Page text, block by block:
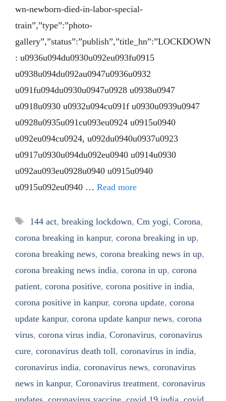
wn-newborn-died-in-labor-special-
train”,”type”:”photo-
gallery”,”status”:”publish”,”title_hn”:”LOCKDOWN
: u0936u094du0930u092eu093fu0915
u0938u094du092au0947u0936u0932
u091fu094du0930u0947u0928 u0938u0947
u0918u0930 u0932u094cu091f u0930u0939u0947
u0928u0935u091cu093eu0924 u0915u0940
u092eu094cu0924, u092du0940u0937u0923
u0917u0930u094du092eu0940 u0914u0930
u092au093eu0928u0940 u0915u0940
u0915u092eu0940 … Read more
Tags
144 act, breaking lockdown, Cm yogi, Corona,
corona breaking in kanpur, corona breaking in up,
corona breaking news, corona breaking news in up,
corona breaking news india, corona in up, corona
patient, corona positive, corona positive in india,
corona positive in kanpur, corona update, corona
update kanpur, corona update kanpur news, corona
virus, corona virus india, Coronavirus, coronavirus
cure, coronavirus death toll, coronavirus in india,
coronavirus india, coronavirus news, coronavirus
news in kanpur, Coronavirus treatment, coronavirus